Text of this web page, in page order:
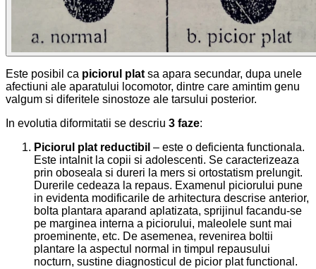
Este posibil ca piciorul platsa apara secundar, dupa unele
afectiuni ale aparatului locomotor, dintre care amintim genu
valgum si diferitele sinostoze ale tarsului posterior.
In evolutia diformitatii se descriu 3 faze:
Piciorul plat reductibil – este o deficienta functionala.
Este intalnit la copii si adolescenti. Se caracterizeaza
prin oboseala si dureri la mers si ortostatism prelungit.
Durerile cedeaza la repaus. Examenul piciorului pune
in evidenta modificarile de arhitectura descrise anterior,
bolta plantara aparand aplatizata, sprijinul facandu-se
pe marginea interna a piciorului, maleolele sunt mai
proeminente, etc. De asemenea, revenirea boltii
plantare la aspectul normal in timpul repausului
nocturn, sustine diagnosticul de picior plat functional.